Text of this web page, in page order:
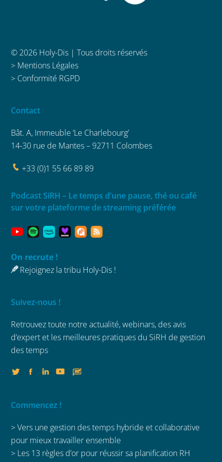
© 2026 Holy-Dis | Tous droits réservés
> Mentions Légales
> Conformité RGPD
Contact
Bât. A, Immeuble ‘Le Charlebourg’
14-30 rue de Mantes – 92711 Colombes
+33 (0)1 55 66 89 89
Podcast SiRH – Le temps d’une pause, thé ou café
sur votre plateforme de streaming préférée
On recrute !
Rejoignez la tribu Holy-Dis !
Suivez-nous !
Retrouvez toute notre actualité, webinars, des avis
d’expert et les meilleures pratiques du SiRH de gestion
des temps
Commencez !
> Vers une gestion des temps hybride et collaborative
pour mieux travailler ensemble
> Les 13 règles d’or pour réussir sa planification RH